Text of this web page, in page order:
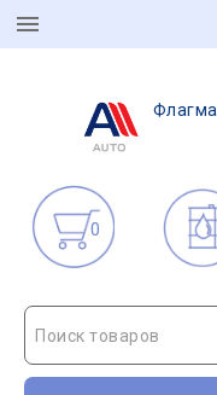
0
Поиск товаров